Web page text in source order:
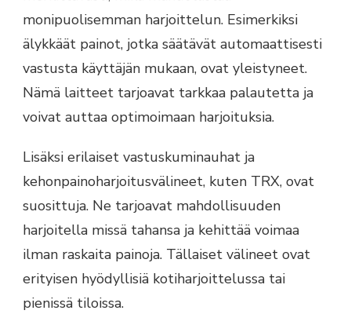
monipuolisemman harjoittelun. Esimerkiksi
älykkäät painot, jotka säätävät automaattisesti
vastusta käyttäjän mukaan, ovat yleistyneet.
Nämä laitteet tarjoavat tarkkaa palautetta ja
voivat auttaa optimoimaan harjoituksia.
Lisäksi erilaiset vastuskuminauhat ja
kehonpainoharjoitusvälineet, kuten TRX, ovat
suosittuja. Ne tarjoavat mahdollisuuden
harjoitella missä tahansa ja kehittää voimaa
ilman raskaita painoja. Tällaiset välineet ovat
erityisen hyödyllisiä kotiharjoittelussa tai
pienissä tiloissa.